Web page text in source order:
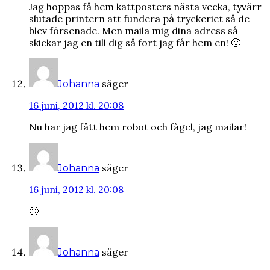
Jag hoppas få hem kattposters nästa vecka, tyvärr
slutade printern att fundera på tryckeriet så de
blev försenade. Men maila mig dina adress så
skickar jag en till dig så fort jag får hem en! 🙂
Johanna säger
16 juni, 2012 kl. 20:08
Nu har jag fått hem robot och fågel, jag mailar!
Johanna säger
16 juni, 2012 kl. 20:08
🙂
Johanna säger